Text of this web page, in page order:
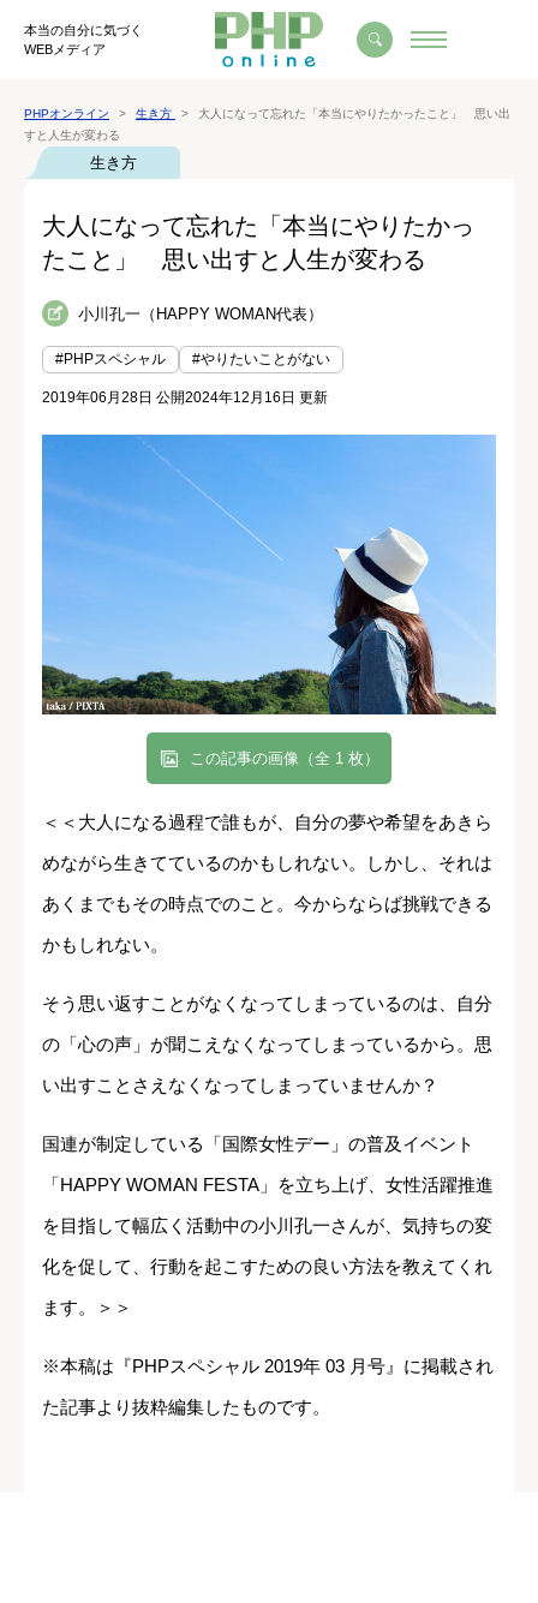
本当の自分に気づく
WEBメディア
PHPオンライン 生き方
大人になって忘れた「本当にやりたかったこと」 思い出
すと人生が変わる
生き方
大人になって忘れた「本当にやりたかっ
たこと」 思い出すと人生が変わる
小川孔一（HAPPY WOMAN代表）
#PHPスペシャル #やりたいことがない
2019年06月28日 公開2024年12月16日 更新
この記事の画像（全 1 枚）
＜＜大人になる過程で誰もが、自分の夢や希望をあきら
めながら生きてているのかもしれない。しかし、それは
あくまでもその時点でのこと。今からならば挑戦できる
かもしれない。
そう思い返すことがなくなってしまっているのは、自分
の「心の声」が聞こえなくなってしまっているから。思
い出すことさえなくなってしまっていませんか？
国連が制定している「国際女性デー」の普及イベント
「HAPPY WOMAN FESTA」を立ち上げ、女性活躍推進
を目指して幅広く活動中の小川孔一さんが、気持ちの変
化を促して、行動を起こすための良い方法を教えてくれ
ます。＞＞
※本稿は『PHPスペシャル 2019年 03 月号』に掲載され
た記事より抜粋編集したものです。